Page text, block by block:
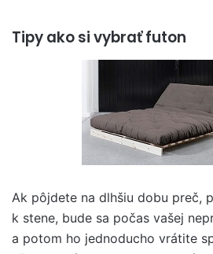
Tipy ako si vybrať futon
Ak pôjdete na dlhšiu dobu preč,
k stene, bude sa počas vašej
a potom ho jednoducho vrátite